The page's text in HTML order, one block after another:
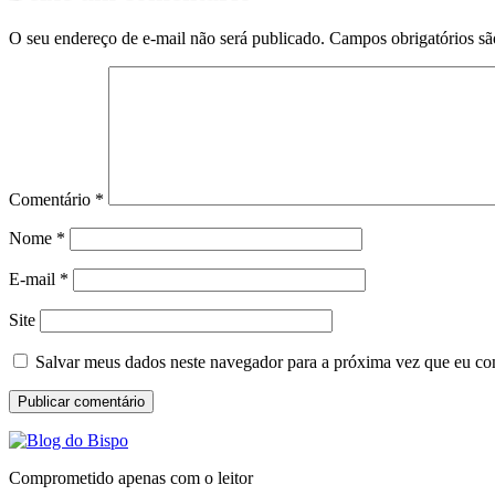
O seu endereço de e-mail não será publicado. Campos obrigatórios
Comentário *
Nome *
E-mail *
Site
Salvar meus dados neste navegador para a próxima vez que eu
Comprometido apenas com o leitor